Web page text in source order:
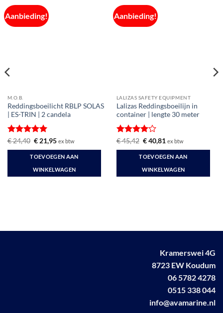
Aanbieding!
M.O.B.
Reddingsboeilicht RBLP SOLAS
| ES-TRIN | 2 candela
Gewaardeerd
5uit 5
€24,40 Oorspronkelijke
was:
€ 24,40.
€21,95Huidige
is:
€ 21,95.
ex btw
TOEVOEGEN AAN
WINKELWAGEN
Aanbieding!
LALIZAS SAFETY EQUIPMENT
Lalizas Reddingsboeilijn in
container | lengte 30 meter
Gewaardeerd
4uit 5
€45,42 Oorspronkelijke
was:
€ 45,42.
€40,81Huidige
is:
€ 40,81.
ex btw
TOEVOEGEN AAN
WINKELWAGEN
Kramerswei 4G
8723 EW Koudum
06 5782 4278
0515 338 044
info@avamarine.nl